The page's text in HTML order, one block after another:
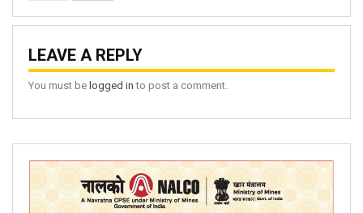
LEAVE A REPLY
You must be logged in to post a comment.